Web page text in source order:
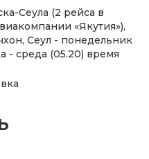
Сеула (2 рейса в
«Якутия»),
Сеул - понедельник
- среда (05.20) время